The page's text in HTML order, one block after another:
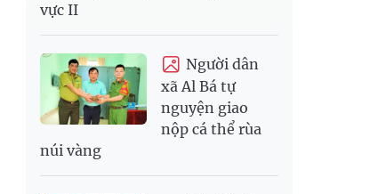
vực II
Người dân
xã Al Bá tự
nguyện giao
nộp cá thể rùa
núi vàng